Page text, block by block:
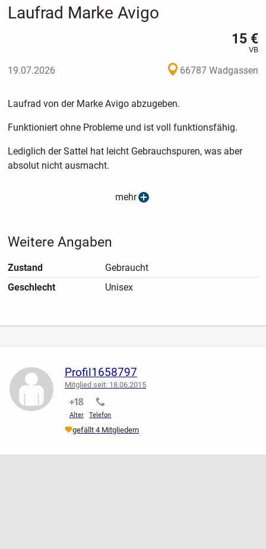
Laufrad Marke Avigo
15 €
VB
19.07.2026 66787 Wadgassen
Laufrad von der Marke Avigo abzugeben.
Funktioniert ohne Probleme und ist voll funktionsfähig.
Lediglich der Sattel hat leicht Gebrauchspuren, was aber
absolut nicht ausmacht.
Sattel und Lenker sind höhenverstellbar.
Versand möglich.
Bei Fragen einfach melden.
mehr
Weitere Angaben
Zustand
Gebraucht
Geschlecht
Unisex
Profil1658797
Mitglied seit: 18.06.2015
Alter
nicht verifiziert
Telefon
nicht verifiziert
gefällt 4 Mitgliedern